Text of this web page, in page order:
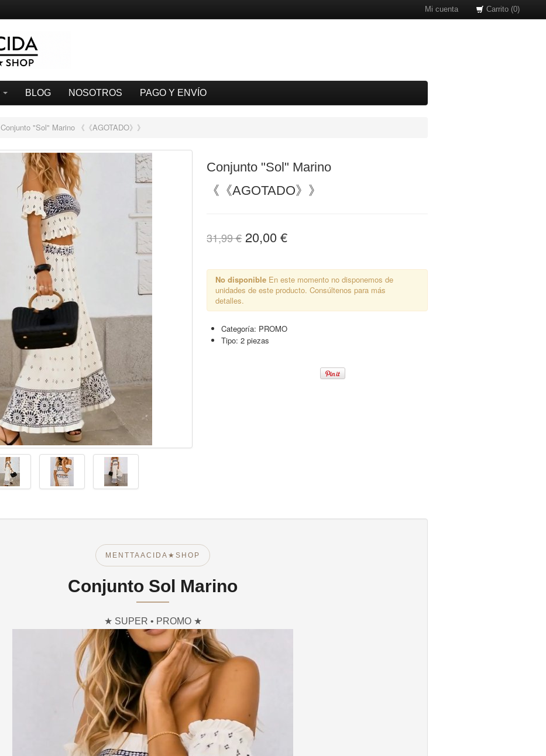
Mi cuenta Carrito (0)
BLOG NOSOTROS PAGO Y ENVÍO
Conjunto "Sol" Marino 《《AGOTADO》》
Conjunto "Sol" Marino
《《AGOTADO》》
31,99 €20,00 €
No disponible En este momento no disponemos de
unidades de este producto. Consúltenos para más
detalles.
Categoría: PROMO
Tipo:2 piezas
MENTTAACIDA★SHOP
Conjunto Sol Marino
★ SUPER • PROMO ★